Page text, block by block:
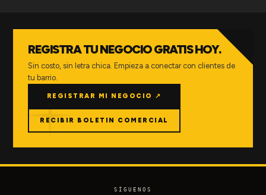
REGISTRA TU NEGOCIO GRATIS HOY.
Sin costo, sin letra chica. Empieza a conectar con clientes de
tu barrio.
REGISTRAR MI NEGOCIO ↗
RECIBIR BOLETIN COMERCIAL
SÍGUENOS